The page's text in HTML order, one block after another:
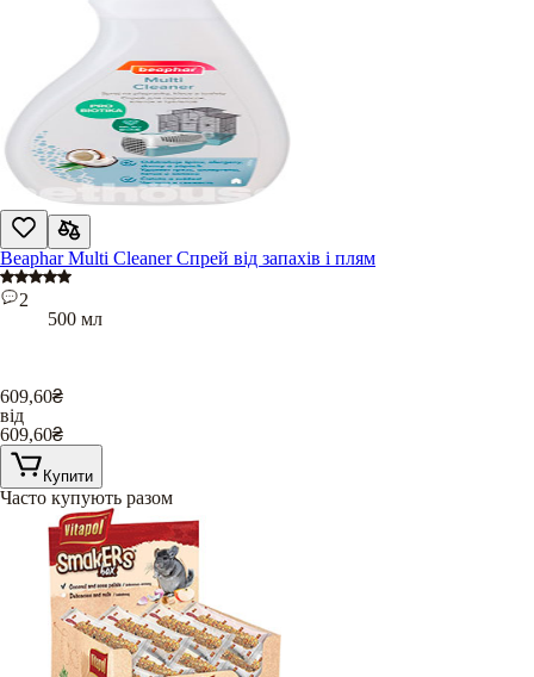
Beaphar Multi Cleaner Спрей від запахів і плям
2
500 мл
609,60₴
від
609,60₴
Купити
Часто купують разом